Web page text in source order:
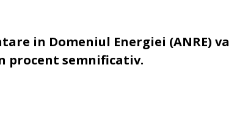
in Domeniul Energiei (ANRE) va
procent semnificativ.